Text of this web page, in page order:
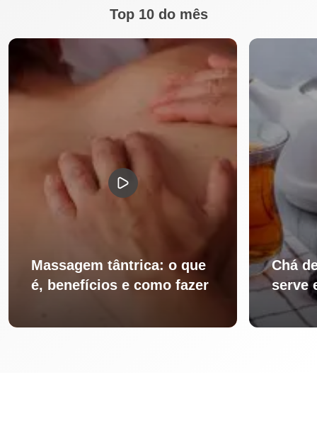
Top 10 do mês
Massagem tântrica: o que
é, benefícios e como fazer
Chá
serve